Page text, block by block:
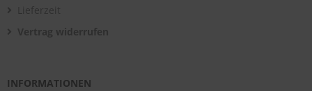
Lieferzeit
Vertrag widerrufen
INFORMATIONEN